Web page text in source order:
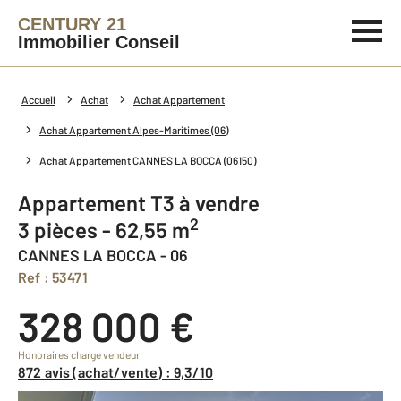
CENTURY 21
Immobilier Conseil
Accueil Achat Achat Appartement
Achat Appartement Alpes-Maritimes (06)
Achat Appartement CANNES LA BOCCA (06150)
Appartement T3 à vendre
3 pièces - 62,55 m2
CANNES LA BOCCA - 06
Ref : 53471
328 000 €
Honoraires charge vendeur
872 avis (achat/vente) : 9,3/10